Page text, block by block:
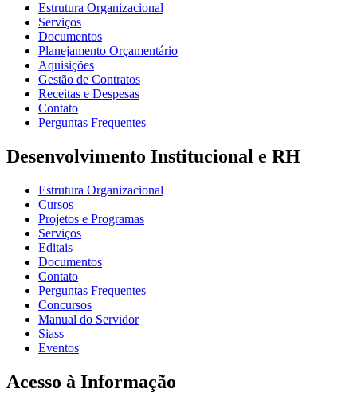
Estrutura Organizacional
Serviços
Documentos
Planejamento Orçamentário
Aquisições
Gestão de Contratos
Receitas e Despesas
Contato
Perguntas Frequentes
Desenvolvimento Institucional e RH
Estrutura Organizacional
Cursos
Projetos e Programas
Serviços
Editais
Documentos
Contato
Perguntas Frequentes
Concursos
Manual do Servidor
Siass
Eventos
Acesso à Informação